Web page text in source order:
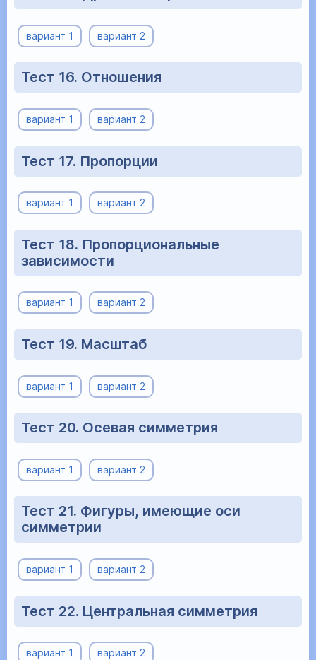
вариант 1 вариант 2
Тест 16. Отношения
вариант 1 вариант 2
Тест 17. Пропорции
вариант 1 вариант 2
Тест 18. Пропорциональные
зависимости
вариант 1 вариант 2
Тест 19. Масштаб
вариант 1 вариант 2
Тест 20. Осевая симметрия
вариант 1 вариант 2
Тест 21. Фигуры, имеющие оси
симметрии
вариант 1 вариант 2
Тест 22. Центральная симметрия
вариант 1 вариант 2